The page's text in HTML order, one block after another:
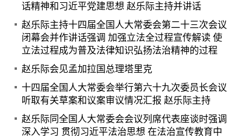
话精神和习近平党建思想 赵乐际主持并讲话
赵乐际主持十四届全国人大常委会第二十三次会议
闭幕会并作讲话强调 加强立法全过程宣传解读 使
立法过程成为普及法律知识弘扬法治精神的过程
赵乐际会见孟加拉国总理塔里克
十四届全国人大常委会举行第六十九次委员长会议
听取有关草案和议案审议情况汇报 赵乐际主持
赵乐际同全国人大常委会会议列席代表座谈时强调
深入学习 贯彻习近平法治思想 在法治宣传教育中